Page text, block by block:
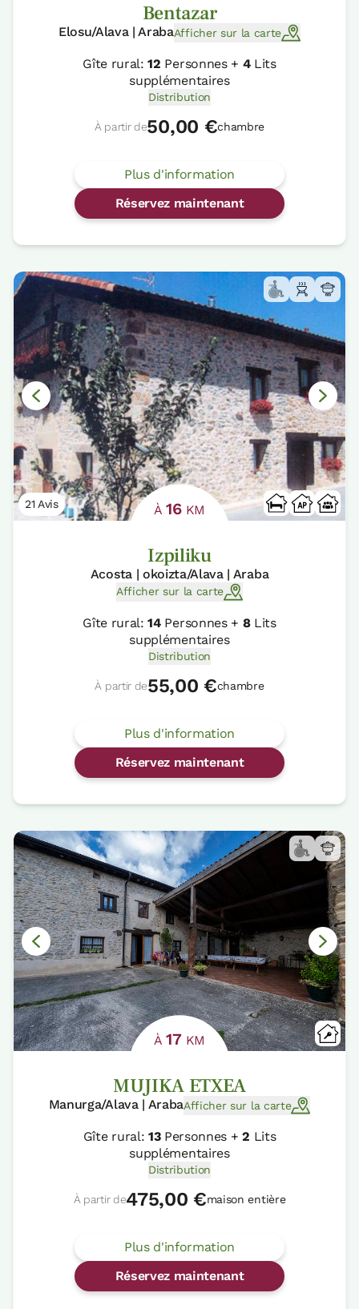
Bentazar
Elosu/Alava | ArabaAfficher sur la carte
Gîte rural:12 Personnes + 4Lits
supplémentaires
Distribution
À partir de50,00 €chambre
Plus d'information
Réservez maintenant
21 Avis À16KM
Izpiliku
Acosta | okoizta/Alava | Araba
Afficher sur la carte
Gîte rural:14Personnes + 8Lits
supplémentaires
Distribution
À partir de55,00 €chambre
Plus d'information
Réservez maintenant
À17KM
MUJIKA ETXEA
Manurga/Alava | ArabaAfficher sur la carte
Gîte rural: 13Personnes +2 Lits
supplémentaires
Distribution
À partir de475,00 €maison entière
Plus d'information
Réservez maintenant